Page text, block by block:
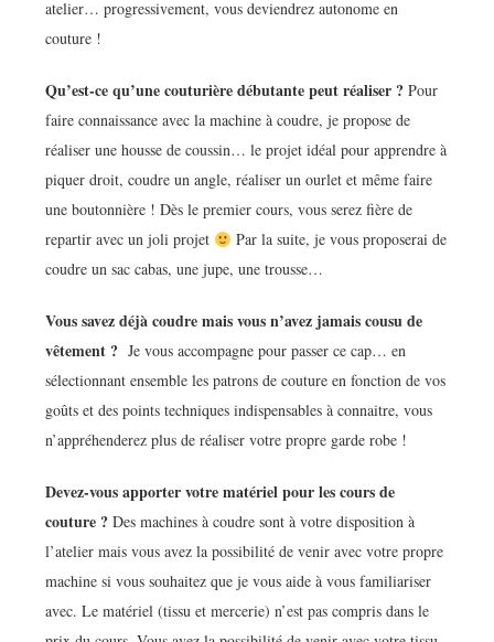
atelier… progressivement, vous deviendrez autonome en
couture !
Qu’est-ce qu’une couturière débutante peut réaliser ? Pour
faire connaissance avec la machine à coudre, je propose de
réaliser une housse de coussin… le projet idéal pour apprendre à
piquer droit, coudre un angle, réaliser un ourlet et même faire
une boutonnière ! Dès le premier cours, vous serez fière de
repartir avec un joli projet
Par la suite, je vous proposerai de
coudre un sac cabas, une jupe, une trousse…
Vous savez déjà coudre mais vous n’avez jamais cousu de
vêtement ? Je vous accompagne pour passer ce cap… en
sélectionnant ensemble les patrons de couture en fonction de vos
goûts et des points techniques indispensables à connaitre, vous
n’appréhenderez plus de réaliser votre propre garde robe !
Devez-vous apporter votre matériel pour les cours de
couture ? Des machines à coudre sont à votre disposition à
l’atelier mais vous avez la possibilité de venir avec votre propre
machine si vous souhaitez que je vous aide à vous familiariser
avec. Le matériel (tissu et mercerie) n’est pas compris dans le